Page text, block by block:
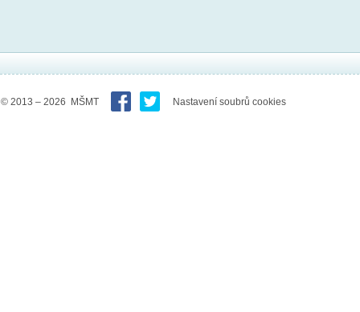
© 2013 – 2026 MŠMT Nastavení soubrů cookies